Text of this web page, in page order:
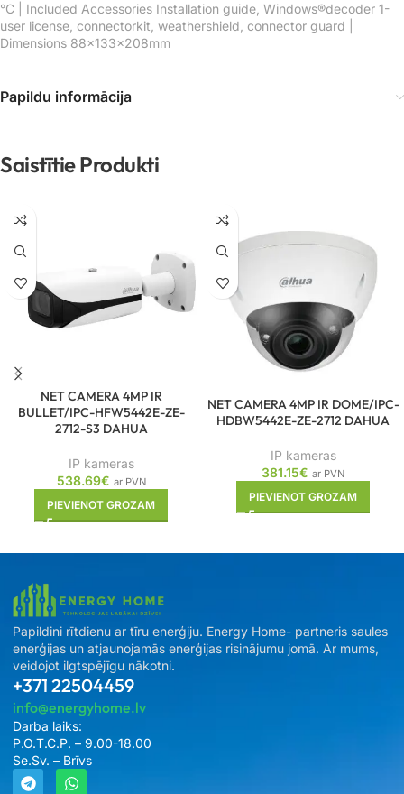
°C | Included Accessories Installation guide, Windows®decoder 1-
user license, connectorkit, weathershield, connector guard |
Dimensions 88x133x208mm
Papildu informācija
Saistītie Produkti
NET CAMERA 4MP IR
BULLET/IPC-HFW5442E-ZE-
2712-S3 DAHUA
IP kameras
538.69€ ar PVN
PIEVIENOT GROZAM
NET CAMERA 4MP IR DOME/IPC-
HDBW5442E-ZE-2712 DAHUA
IP kameras
381.15€ ar PVN
PIEVIENOT GROZAM
Papildini rītdienu ar tīru enerģiju. Energy Home- partneris saules
enerģijas un atjaunojamās enerģijas risinājumu jomā. Ar mums,
veidojot ilgtspējīgu nākotni.
+371 22504459
info@energyhome.lv
Darba laiks:
P.O.T.C.P. – 9.00-18.00
Se.Sv. – Brīvs